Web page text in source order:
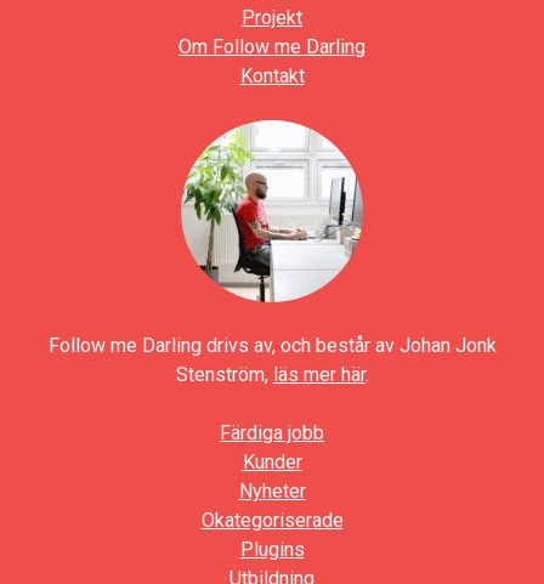
Projekt
Om Follow me Darling
Kontakt
Follow me Darling drivs av, och består av Johan Jonk
Stenström, läs mer här.
Färdiga jobb
Kunder
Nyheter
Okategoriserade
Plugins
Utbildning